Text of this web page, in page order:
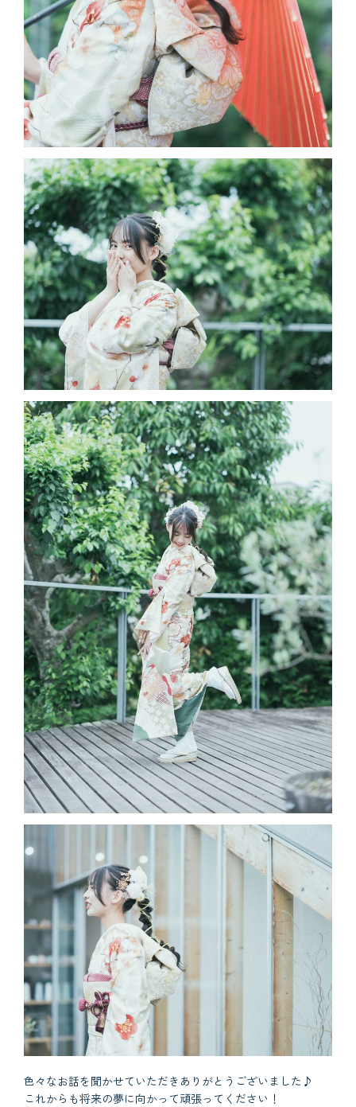
色々なお話を聞かせていただきありがとうございました♪
これからも将来の夢に向かって頑張ってください！